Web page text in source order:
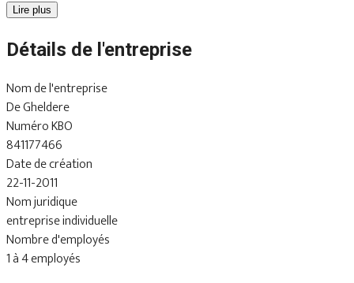
Lire plus
Détails de l'entreprise
Nom de l'entreprise
De Gheldere
Numéro KBO
841177466
Date de création
22-11-2011
Nom juridique
entreprise individuelle
Nombre d'employés
1 à 4 employés